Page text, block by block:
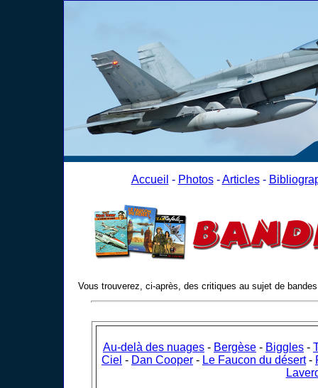
Accueil - Photos-Articles-
Vous trouverez, ci-après, des critiques au sujet de
Au-delà des nuages - Bergèse - Biggles -
Ciel - Dan Cooper - Le Faucon du désert-